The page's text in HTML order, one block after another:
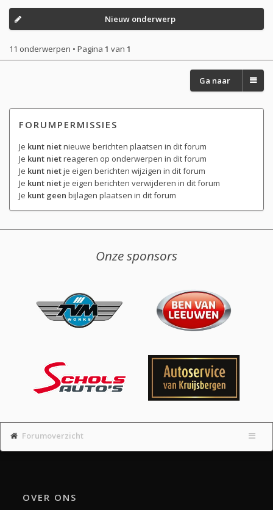
Nieuw onderwerp
11 onderwerpen • Pagina 1 van 1
Ga naar
FORUMPERMISSIES
Je kunt nietnieuwe berichten plaatsen in dit forum
Je kunt nietreageren op onderwerpen in dit forum
Je kunt nietje eigen berichten wijzigen in dit forum
Je kunt nietje eigen berichten verwijderen in dit forum
Je kunt geen bijlagen plaatsen in dit forum
Onze sponsors
Forumoverzicht
OVER ONS